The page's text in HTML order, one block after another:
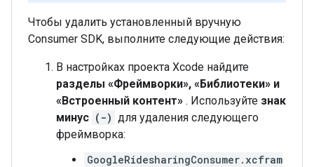
Чтобы удалить установленный вручную
Consumer SDK, выполните следующие действия:
В настройках проекта Xcode найдите
разделы «Фреймворки», «Библиотеки» и
«Встроенный контент» . Используйте знак
минус (-) для удаления следующего
фреймворка:
GoogleRidesharingConsumer.xcfram